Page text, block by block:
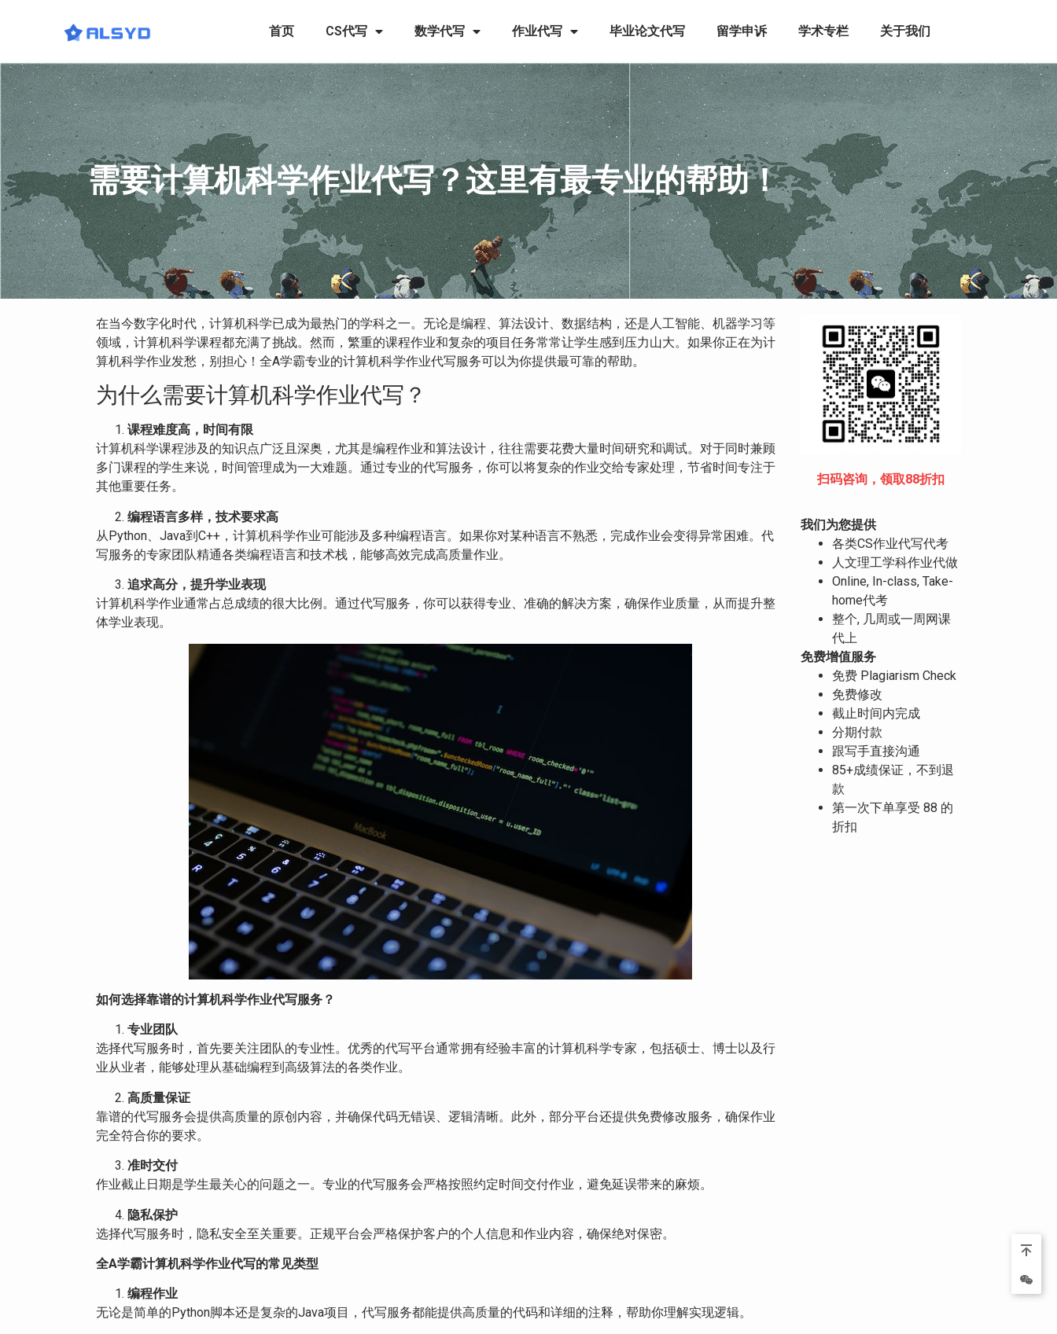
首页 CS代写 数学代写 作业代写 毕业论文代写 留学申诉 学术专栏 关于我们
需要计算机科学作业代写？这里有最专业的帮助！
在当今数字化时代，计算机科学已成为最热门的学科之一。无论是编程、算法设计、数据结构，还是人工智能、机器学习等
领域，计算机科学课程都充满了挑战。然而，繁重的课程作业和复杂的项目任务常常让学生感到压力山大。如果你正在为计
算机科学作业发愁，别担心！全A学霸专业的计算机科学作业代写服务可以为你提供最可靠的帮助。
为什么需要计算机科学作业代写？
课程难度高，时间有限
计算机科学课程涉及的知识点广泛且深奥，尤其是编程作业和算法设计，往往需要花费大量时间研究和调试。对于同时兼顾
多门课程的学生来说，时间管理成为一大难题。通过专业的代写服务，你可以将复杂的作业交给专家处理，节省时间专注于
其他重要任务。
编程语言多样，技术要求高
从Python、Java到C++，计算机科学作业可能涉及多种编程语言。如果你对某种语言不熟悉，完成作业会变得异常困难。代
写服务的专家团队精通各类编程语言和技术栈，能够高效完成高质量作业。
追求高分，提升学业表现
计算机科学作业通常占总成绩的很大比例。通过代写服务，你可以获得专业、准确的解决方案，确保作业质量，从而提升整
体学业表现。
如何选择靠谱的计算机科学作业代写服务？
专业团队
选择代写服务时，首先要关注团队的专业性。优秀的代写平台通常拥有经验丰富的计算机科学专家，包括硕士、博士以及行
业从业者，能够处理从基础编程到高级算法的各类作业。
高质量保证
靠谱的代写服务会提供高质量的原创内容，并确保代码无错误、逻辑清晰。此外，部分平台还提供免费修改服务，确保作业
完全符合你的要求。
准时交付
作业截止日期是学生最关心的问题之一。专业的代写服务会严格按照约定时间交付作业，避免延误带来的麻烦。
隐私保护
选择代写服务时，隐私安全至关重要。正规平台会严格保护客户的个人信息和作业内容，确保绝对保密。
全A学霸计算机科学作业代写的常见类型
编程作业
无论是简单的Python脚本还是复杂的Java项目，代写服务都能提供高质量的代码和详细的注释，帮助你理解实现逻辑。
扫码咨询，领取88折扣
我们为您提供
各类CS作业代写代考
人文理工学科作业代做
Online, In-class, Take-
home代考
整个, 几周或一周网课
代上
免费增值服务
免费 Plagiarism Check
免费修改
截止时间内完成
分期付款
跟写手直接沟通
85+成绩保证，不到退
款
第一次下单享受 88 的
折扣